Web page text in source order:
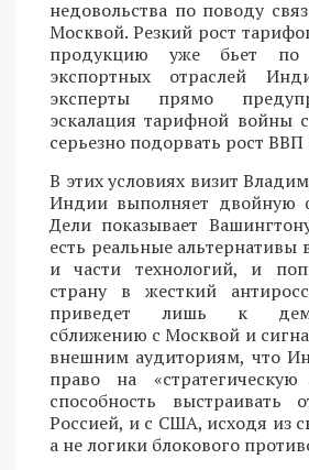
недовольства по поводу
Москвой. Резкий рост
продукцию уже бьет по
экспортных отраслей
эксперты прямо
эскалация тарифной войны
серьезно подорвать рост ВВП
В этих условиях визит
Индии выполняет
Дели показывает
есть реальные альтернативы
и части технологий, и
страну в жесткий
приведет лишь к
сближению с Москвой и
внешним аудиториям, что
право на
способность
Россией, и с США, исходя из
а не логики блокового